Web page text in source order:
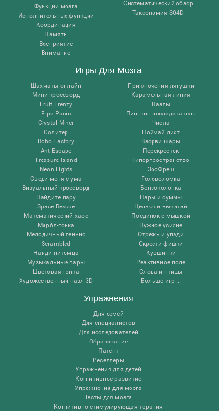
Функции мозга
Исполнительные функции
Координация
Память
Восприятие
Внимание
Систематический обзор
Таксономия SG4D
Игры Для Мозга
Шахматы онлайн
Мини-кроссворд
Fruit Frenzy
Pipe Panic
Crystal Miner
Солитер
Robo Factory
Ant Escape
Treasure Island
Neon Lights
Сведи меня с ума
Визуальный кроссворд
Найдите пару
Space Rescue
Математический хаос
Марбл-гонка
Мелодичный теннис
Scrambled
Найди питомца
Музыкальные пары
Цветовая гонка
Художественный пазл 3D
Приключения лягушки
Карамельная линия
Пазлы
Пингвин-исследователь
Числа
Поймай лист
Взорви шары
Перекрёсток
Гиперпространство
ЗооФреш
Головоломка
Бензоколонка
Пары и суммы
Целься и вычитай
Поединок с мышкой
Нужное усилие
Отрежь и упади
Скрести фишки
Кувшинки
Реактивное поле
Слова и птицы
Больше игр ...
Упражнения
Для семей
Для специалистов
Для исследователей
Образование
Патент
Реселлеры
Упражнения для детей
Когнитивное развитие
Упражнения для мозга
Тесты для мозга
Когнитивно-стимулирующая терапия